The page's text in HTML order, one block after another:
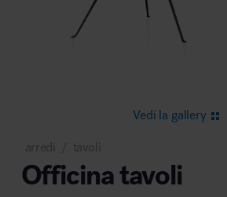
Area lounge e attesa
Vedi la gallery
arredi tavoli
Officina tavoli